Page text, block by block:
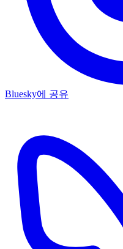
Bluesky에 공유